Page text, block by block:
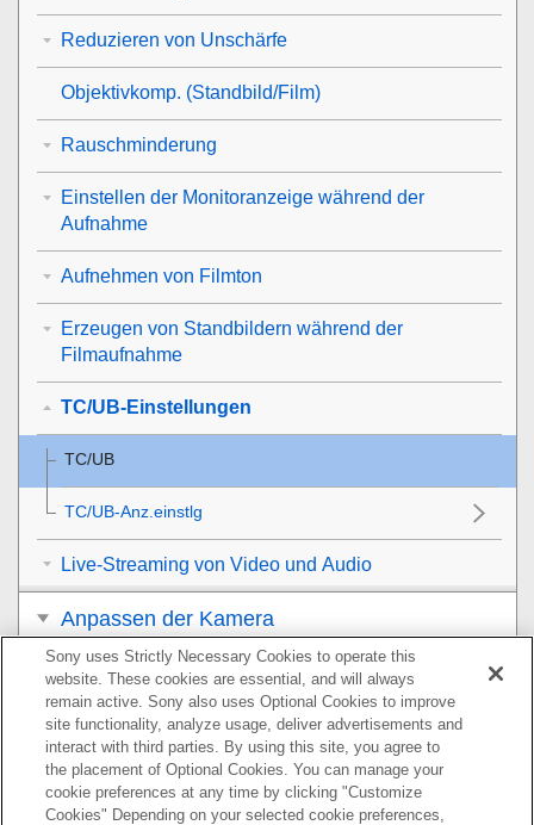
Reduzieren von Unschärfe
Objektivkomp. (Standbild/Film)
Rauschminderung
Einstellen der Monitoranzeige während der
Aufnahme
Aufnehmen von Filmton
Erzeugen von Standbildern während der
Filmaufnahme
TC/UB-Einstellungen
TC/UB
TC/UB-Anz.einstlg
Live-Streaming von Video und Audio
Anpassen der Kamera
Betrachten
Ändern der Kameraeinstellungen
Mit einem Smartphone verfügbare Funktionen
Sony uses Strictly Necessary Cookies to operate this
website. These cookies are essential, and will always
remain active. Sony also uses Optional Cookies to improve
site functionality, analyze usage, deliver advertisements and
interact with third parties. By using this site, you agree to
the placement of Optional Cookies. You can manage your
cookie preferences at any time by clicking "Customize
Cookies" Depending on your selected cookie preferences,